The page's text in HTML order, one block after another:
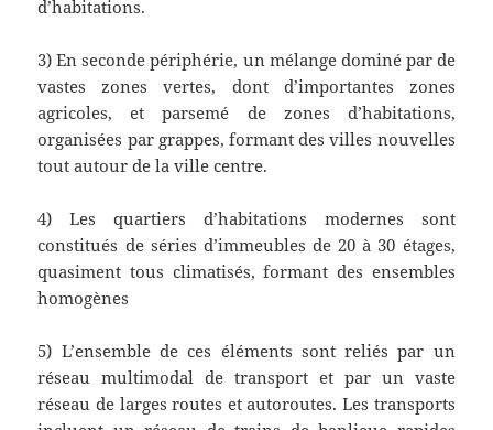
d’habitations.
3) En seconde périphérie, un mélange dominé par de
vastes zones vertes, dont d’importantes zones
agricoles, et parsemé de zones d’habitations,
organisées par grappes, formant des villes nouvelles
tout autour de la ville centre.
4) Les quartiers d’habitations modernes sont
constitués de séries d’immeubles de 20 à 30 étages,
quasiment tous climatisés, formant des ensembles
homogènes
5) L’ensemble de ces éléments sont reliés par un
réseau multimodal de transport et par un vaste
réseau de larges routes et autoroutes. Les transports